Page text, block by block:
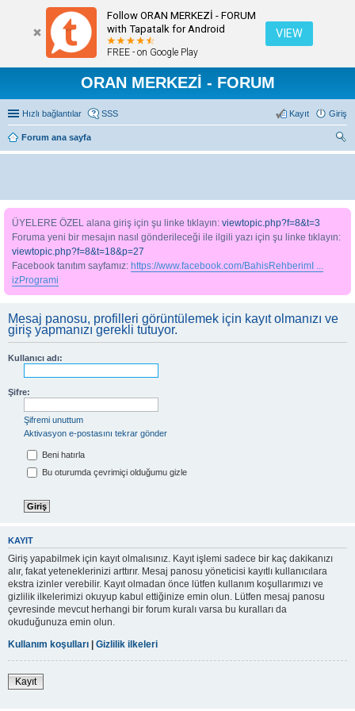
Follow ORAN MERKEZİ - FORUM
with Tapatalk for Android
FREE - on Google Play
VIEW
ORAN MERKEZİ - FORUM
Hızlı bağlantılar SSS Giriş
Kayıt
Forum ana sayfa
ra
ÜYELERE ÖZEL alana giriş için şu linke tıklayın: viewtopic.php?f=8&t=3
Foruma yeni bir mesajın nasıl gönderileceği ile ilgili yazı için şu linke tıklayın:
viewtopic.php?f=8&t=18&p=27
Facebook tanıtım sayfamız: https://www.facebook.com/BahisRehberimI ...
izProgrami
Mesaj panosu, profilleri görüntülemek için kayıt olmanızı ve
giriş yapmanızı gerekli tutuyor.
Kullanıcı adı:
Şifre:
Şifremi unuttum
Aktivasyon e-postasını tekrar gönder
Beni hatırla
Bu oturumda çevrimiçi olduğumu gizle
KAYIT
Giriş yapabilmek için kayıt olmalısınız. Kayıt işlemi sadece bir kaç dakikanızı
alır, fakat yeteneklerinizi arttırır. Mesaj panosu yöneticisi kayıtlı kullanıcılara
ekstra izinler verebilir. Kayıt olmadan önce lütfen kullanım koşullarımızı ve
gizlilik ilkelerimizi okuyup kabul ettiğinize emin olun. Lütfen mesaj panosu
çevresinde mevcut herhangi bir forum kuralı varsa bu kuralları da
okuduğunuza emin olun.
Kullanım koşulları
Gizlilik ilkeleri
Kayıt